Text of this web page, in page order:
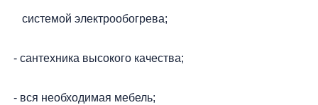
системой электрообогрева;
- сантехника высокого качества;
- вся необходимая мебель;